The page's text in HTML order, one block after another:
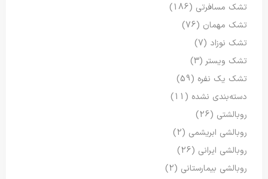
تشک مسافرتی (186)
تشک مهمان (76)
تشک نوزاد (7)
تشک ویستر (3)
تشک یک نفره (59)
دسته‌بندی نشده (11)
روبالشتی (26)
روبالشی ابریشمی (2)
روبالشی ایرانی (26)
روبالشی بیمارستانی (2)